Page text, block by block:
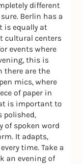
different
Berlin has a
is equally at
cultural centers
events where
this is
there are the
mics, where
of paper in
is important to
polished,
of spoken word
It adapts,
time. Take a
an evening of